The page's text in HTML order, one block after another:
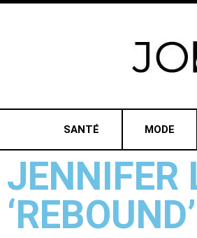
SANTÉ MODE
JENNIFER